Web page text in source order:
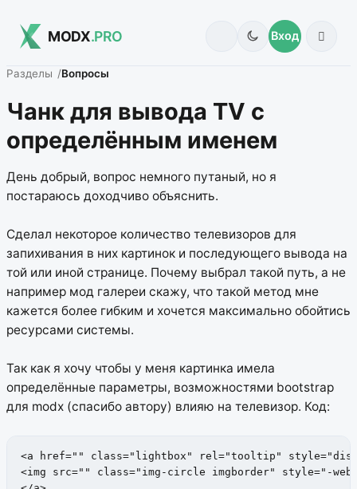
MODX.PRO Вход
Разделы Вопросы
Чанк для вывода TV с
определённым именем
День добрый, вопрос немного путаный, но я
постараюсь доходчиво объяснить.
Сделал некоторое количество телевизоров для
запихивания в них картинок и последующего вывода на
той или иной странице. Почему выбрал такой путь, а не
например мод галереи скажу, что такой метод мне
кажется более гибким и хочется максимально обойтись
ресурсами системы.
Так как я хочу чтобы у меня картинка имела
определённые параметры, возможностями bootstrap
для modx (спасибо автору) влияю на телевизор. Код:
<a href="" class="lightbox" rel="tooltip"
<img src="" class="img-circle imgborder" style="-